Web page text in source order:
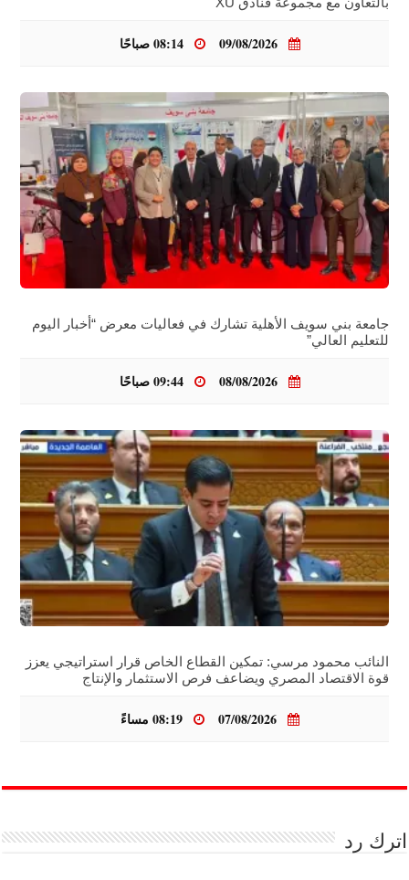
جامعة بني سويف الأهلية تشارك في فعاليات معرض “أخبار اليوم
للتعليم العالي”
النائب محمود مرسي: تمكين القطاع الخاص قرار استراتيجي يعزز
قوة الاقتصاد المصري ويضاعف فرص الاستثمار والإنتاج
اترك رد